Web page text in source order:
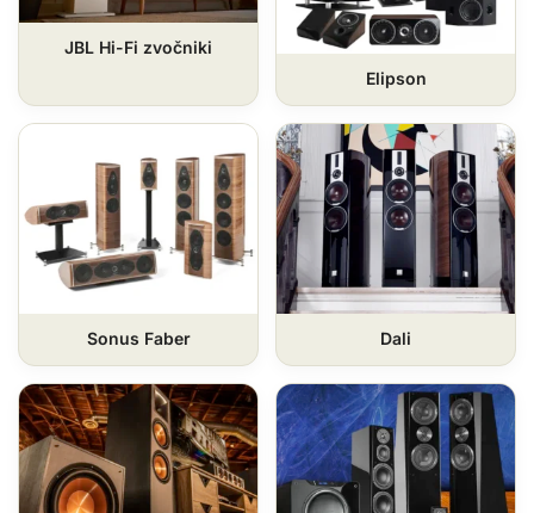
JBL Hi-Fi zvočniki
Elipson
Sonus Faber Dali